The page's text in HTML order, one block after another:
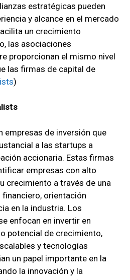
estratégicas pueden
y alcance en el mercado
un crecimiento
las asociaciones
proporcionan el mismo nivel
las firmas de capital de
)
empresas de inversión que
a las startups a
accionaria. Estas firmas
empresas con alto
crecimiento a través de una
orientación
en la industria. Los
enfocan en invertir en
potencial de crecimiento,
y tecnologías
un papel importante en la
la innovación y la